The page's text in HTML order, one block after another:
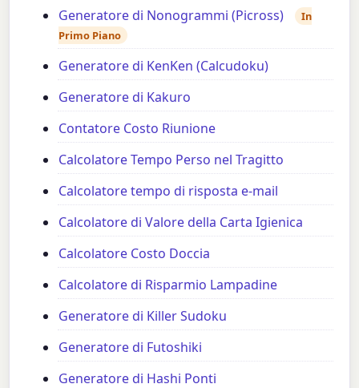
Generatore di Nonogrammi (Picross)
In
Primo Piano
Generatore di KenKen (Calcudoku)
Generatore di Kakuro
Contatore Costo Riunione
Calcolatore Tempo Perso nel Tragitto
Calcolatore tempo di risposta e-mail
Calcolatore di Valore della Carta Igienica
Calcolatore Costo Doccia
Calcolatore di Risparmio Lampadine
Generatore di Killer Sudoku
Generatore di Futoshiki
Generatore di Hashi Ponti